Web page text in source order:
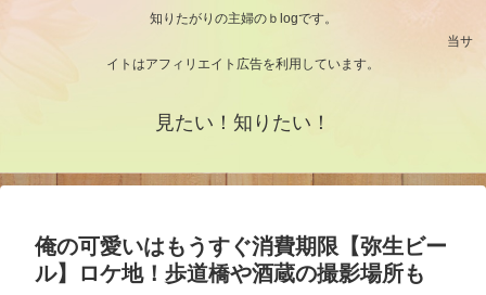
知りたがりの主婦のｂlogです。
当サ
イトはアフィリエイト広告を利用しています。
見たい！知りたい！
俺の可愛いはもうすぐ消費期限【弥生ビー
ル】ロケ地！歩道橋や酒蔵の撮影場所も